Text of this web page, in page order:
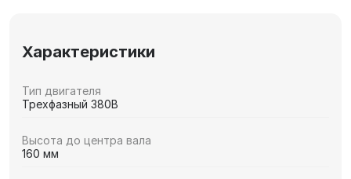
Характеристики
Тип двигателя
Трехфазный 380В
Высота до центра вала
160 мм